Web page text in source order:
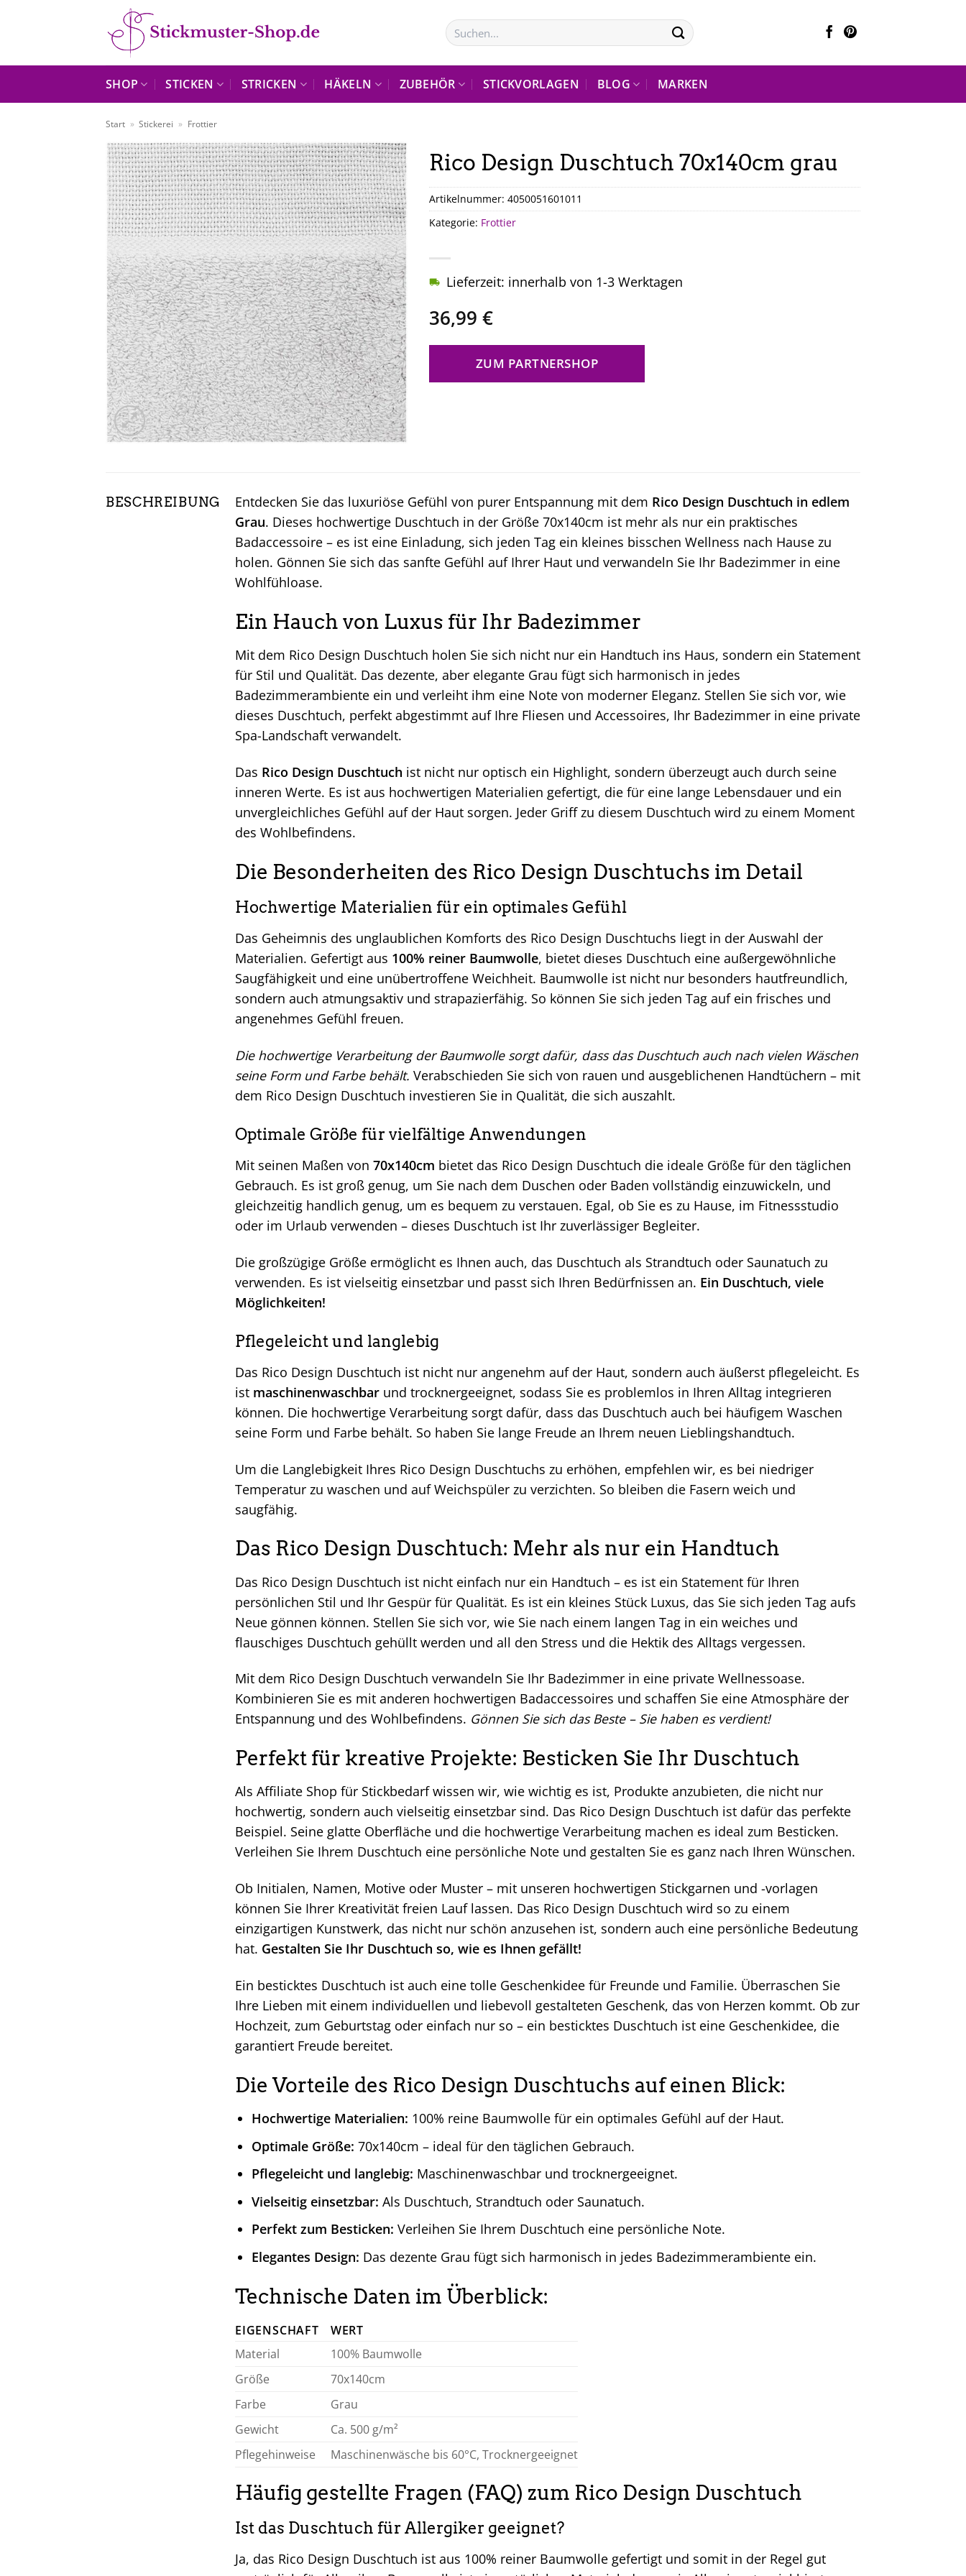
Suchen
nach:
SHOP STICKEN STRICKEN HÄKELN ZUBEHÖR STICKVORLAGEN BLOG MARKEN
Start » Stickerei » Frottier
Rico Design Duschtuch 70x140cm grau
36,99 €
Lieferzeit: innerhalb von 1-3 Werktagen
ZUM PARTNERSHOP
Artikelnummer: 4050051601011
Kategorie: Frottier
BESCHREIBUNG Entdecken Sie das luxuriöse Gefühl von purer Entspannung mit dem Rico Design Duschtuch in edlem
Grau. Dieses hochwertige Duschtuch in der Größe 70x140cm ist mehr als nur ein praktisches
Badaccessoire – es ist eine Einladung, sich jeden Tag ein kleines bisschen Wellness nach Hause zu
holen. Gönnen Sie sich das sanfte Gefühl auf Ihrer Haut und verwandeln Sie Ihr Badezimmer in eine
Wohlfühloase.
Ein Hauch von Luxus für Ihr Badezimmer
Mit dem Rico Design Duschtuch holen Sie sich nicht nur ein Handtuch ins Haus, sondern ein Statement
für Stil und Qualität. Das dezente, aber elegante Grau fügt sich harmonisch in jedes
Badezimmerambiente ein und verleiht ihm eine Note von moderner Eleganz. Stellen Sie sich vor, wie
dieses Duschtuch, perfekt abgestimmt auf Ihre Fliesen und Accessoires, Ihr Badezimmer in eine private
Spa-Landschaft verwandelt.
Das Rico Design Duschtuch ist nicht nur optisch ein Highlight, sondern überzeugt auch durch seine
inneren Werte. Es ist aus hochwertigen Materialien gefertigt, die für eine lange Lebensdauer und ein
unvergleichliches Gefühl auf der Haut sorgen. Jeder Griff zu diesem Duschtuch wird zu einem Moment
des Wohlbefindens.
Die Besonderheiten des Rico Design Duschtuchs im Detail
Hochwertige Materialien für ein optimales Gefühl
Das Geheimnis des unglaublichen Komforts des Rico Design Duschtuchs liegt in der Auswahl der
Materialien. Gefertigt aus 100% reiner Baumwolle, bietet dieses Duschtuch eine außergewöhnliche
Saugfähigkeit und eine unübertroffene Weichheit. Baumwolle ist nicht nur besonders hautfreundlich,
sondern auch atmungsaktiv und strapazierfähig. So können Sie sich jeden Tag auf ein frisches und
angenehmes Gefühl freuen.
Die hochwertige Verarbeitung der Baumwolle sorgt dafür, dass das Duschtuch auch nach vielen Wäschen
seine Form und Farbe behält. Verabschieden Sie sich von rauen und ausgeblichenen Handtüchern – mit
dem Rico Design Duschtuch investieren Sie in Qualität, die sich auszahlt.
Optimale Größe für vielfältige Anwendungen
Mit seinen Maßen von 70x140cm bietet das Rico Design Duschtuch die ideale Größe für den täglichen
Gebrauch. Es ist groß genug, um Sie nach dem Duschen oder Baden vollständig einzuwickeln, und
gleichzeitig handlich genug, um es bequem zu verstauen. Egal, ob Sie es zu Hause, im Fitnessstudio
oder im Urlaub verwenden – dieses Duschtuch ist Ihr zuverlässiger Begleiter.
Die großzügige Größe ermöglicht es Ihnen auch, das Duschtuch als Strandtuch oder Saunatuch zu
verwenden. Es ist vielseitig einsetzbar und passt sich Ihren Bedürfnissen an. Ein Duschtuch, viele
Möglichkeiten!
Pflegeleicht und langlebig
Das Rico Design Duschtuch ist nicht nur angenehm auf der Haut, sondern auch äußerst pflegeleicht. Es
ist maschinenwaschbar und trocknergeeignet, sodass Sie es problemlos in Ihren Alltag integrieren
können. Die hochwertige Verarbeitung sorgt dafür, dass das Duschtuch auch bei häufigem Waschen
seine Form und Farbe behält. So haben Sie lange Freude an Ihrem neuen Lieblingshandtuch.
Um die Langlebigkeit Ihres Rico Design Duschtuchs zu erhöhen, empfehlen wir, es bei niedriger
Temperatur zu waschen und auf Weichspüler zu verzichten. So bleiben die Fasern weich und
saugfähig.
Das Rico Design Duschtuch: Mehr als nur ein Handtuch
Das Rico Design Duschtuch ist nicht einfach nur ein Handtuch – es ist ein Statement für Ihren
persönlichen Stil und Ihr Gespür für Qualität. Es ist ein kleines Stück Luxus, das Sie sich jeden Tag aufs
Neue gönnen können. Stellen Sie sich vor, wie Sie nach einem langen Tag in ein weiches und
flauschiges Duschtuch gehüllt werden und all den Stress und die Hektik des Alltags vergessen.
Mit dem Rico Design Duschtuch verwandeln Sie Ihr Badezimmer in eine private Wellnessoase.
Kombinieren Sie es mit anderen hochwertigen Badaccessoires und schaffen Sie eine Atmosphäre der
Entspannung und des Wohlbefindens. Gönnen Sie sich das Beste – Sie haben es verdient!
Perfekt für kreative Projekte: Besticken Sie Ihr Duschtuch
Als Affiliate Shop für Stickbedarf wissen wir, wie wichtig es ist, Produkte anzubieten, die nicht nur
hochwertig, sondern auch vielseitig einsetzbar sind. Das Rico Design Duschtuch ist dafür das perfekte
Beispiel. Seine glatte Oberfläche und die hochwertige Verarbeitung machen es ideal zum Besticken.
Verleihen Sie Ihrem Duschtuch eine persönliche Note und gestalten Sie es ganz nach Ihren Wünschen.
Ob Initialen, Namen, Motive oder Muster – mit unseren hochwertigen Stickgarnen und -vorlagen
können Sie Ihrer Kreativität freien Lauf lassen. Das Rico Design Duschtuch wird so zu einem
einzigartigen Kunstwerk, das nicht nur schön anzusehen ist, sondern auch eine persönliche Bedeutung
hat. Gestalten Sie Ihr Duschtuch so, wie es Ihnen gefällt!
Ein besticktes Duschtuch ist auch eine tolle Geschenkidee für Freunde und Familie. Überraschen Sie
Ihre Lieben mit einem individuellen und liebevoll gestalteten Geschenk, das von Herzen kommt. Ob zur
Hochzeit, zum Geburtstag oder einfach nur so – ein besticktes Duschtuch ist eine Geschenkidee, die
garantiert Freude bereitet.
Die Vorteile des Rico Design Duschtuchs auf einen Blick:
Hochwertige Materialien: 100% reine Baumwolle für ein optimales Gefühl auf der Haut.
Optimale Größe: 70x140cm – ideal für den täglichen Gebrauch.
Pflegeleicht und langlebig: Maschinenwaschbar und trocknergeeignet.
Vielseitig einsetzbar: Als Duschtuch, Strandtuch oder Saunatuch.
Perfekt zum Besticken: Verleihen Sie Ihrem Duschtuch eine persönliche Note.
Elegantes Design: Das dezente Grau fügt sich harmonisch in jedes Badezimmerambiente ein.
Technische Daten im Überblick:
EIGENSCHAFT
WERT
Material
100% Baumwolle
Größe
70x140cm
Farbe
Grau
Gewicht
Ca. 500 g/m²
Pflegehinweise
Maschinenwäsche bis 60°C, Trocknergeeignet
Häufig gestellte Fragen (FAQ) zum Rico Design Duschtuch
Ist das Duschtuch für Allergiker geeignet?
Ja, das Rico Design Duschtuch ist aus 100% reiner Baumwolle gefertigt und somit in der Regel gut